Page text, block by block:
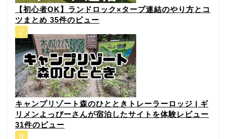
【初心者OK】ランドロック×タープ連結のやり方とコ
ツまとめ 35件のビュー
キャンプリゾート森のひとときトレーラーロッジ | ギ
リメンよっぴーさんが宿泊したサイトを体験レビュー
31件のビュー